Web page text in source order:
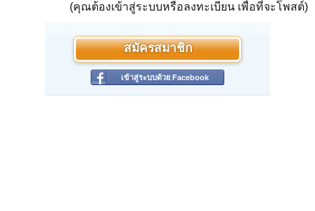
(คุณต้องเข้าสู่ระบบหรือลงทะเบียน เพื่อที่จะโพสต์)
สมัครสมาชิก
เข้าสู่ระบบด้วย Facebook